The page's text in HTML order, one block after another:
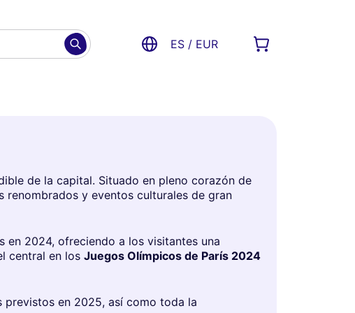
ES / EUR
de la capital. Situado en pleno corazón de
renombrados y eventos culturales de gran
en 2024, ofreciendo a los visitantes una
central en los Juegos Olímpicos de París 2024
previstos en 2025, así como toda la